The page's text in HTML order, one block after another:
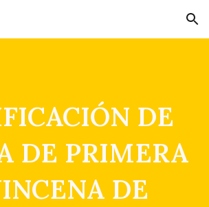
Skip to navigation
DE
DE PRIMERA
DE